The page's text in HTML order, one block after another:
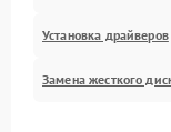
Установка драйверов
Замена жесткого